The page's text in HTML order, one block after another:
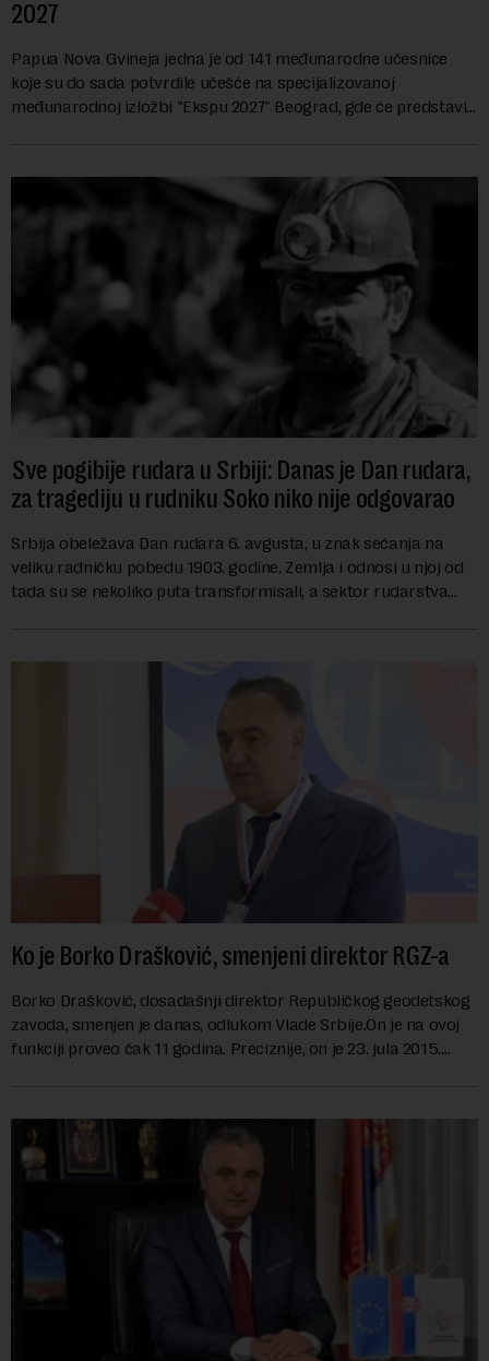
2027
Papua Nova Gvineja jedna je od 141 međunarodne učesnice
koje su do sada potvrdile učešće na specijalizovanoj
međunarodnoj izložbi "Ekspu 2027" Beograd, gde će predstaviti
Sve pogibije rudara u Srbiji: Danas je Dan rudara,
za tragediju u rudniku Soko niko nije odgovarao
Srbija obeležava Dan rudara 6. avgusta, u znak sećanja na
veliku radničku pobedu 1903. godine. Zemlja i odnosi u njoj od
tada su se nekoliko puta transformisali, a sektor rudarstva
Ko je Borko Drašković, smenjeni direktor RGZ-a
Borko Drašković, dosadašnji direktor Republičkog geodetskog
zavoda, smenjen je danas, odlukom Vlade Srbije.On je na ovoj
funkciji proveo čak 11 godina. Preciznije, on je 23. jula 2015.